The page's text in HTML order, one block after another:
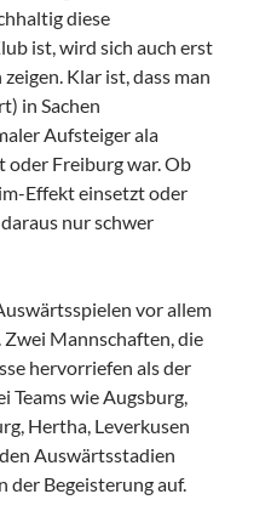
diese
ist, wird sich auch erst
Klar ist, dass man
in Sachen
Aufsteiger ala
Freiburg war. Ob
Effekt einsetzt oder
nur schwer
vor allem
Mannschaften, die
hervorriefen als der
Teams wie Augsburg,
Hertha, Leverkusen
Auswärtsstadien
der Begeisterung auf.